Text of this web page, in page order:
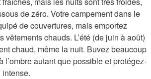
de zéro. Votre campement dans le
de couvertures, mais emportez
vêtements chauds. L’été (de juin à août)
chaud, même la nuit. Buvez beaucoup
l’ombre autant que possible et protégez-